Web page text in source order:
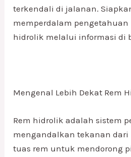
terkendali di jalanan.
memperdalam pengetahuan
hidrolik melalui informasi di
Mengenal Lebih Dekat Rem
Rem hidrolik adalah sistem
mengandalkan tekanan dari
tuas rem untuk mendorong